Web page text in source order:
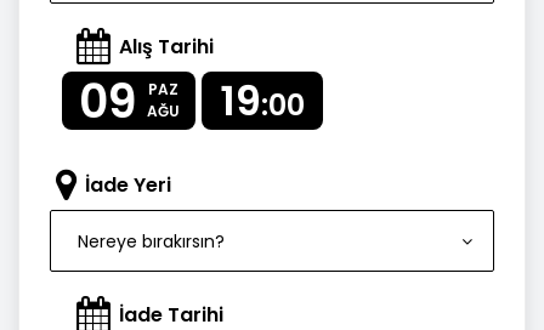
Alış Tarihi
09
PAZ
AĞU
19:00
İade Yeri
Nereye bırakırsın?
İade Tarihi